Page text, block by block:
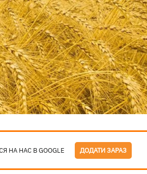
НА НАС В GOOGLE ДОДАТИ ЗАРАЗ